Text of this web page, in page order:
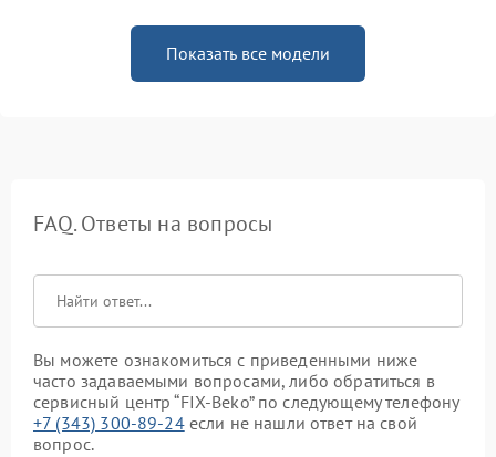
Показать все модели
FAQ. Ответы на вопросы
Вы можете ознакомиться с приведенными ниже
часто задаваемыми вопросами, либо обратиться в
сервисный центр “FIX-Beko” по следующему телефону
+7 (343) 300-89-24если не нашли ответ на свой
вопрос.